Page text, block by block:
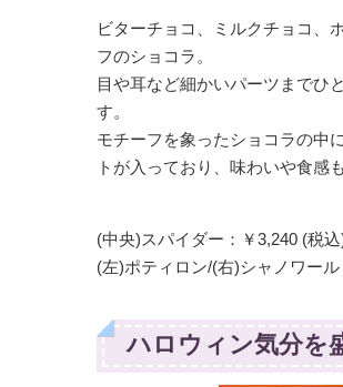
ビターチョコ、ミルクチョコ、
フのショコラ。
目や耳など細かいパーツまでひ
す。
モチーフを象ったショコラの中
トが入っており、味わいや食感
(中央)スパイダー：￥3,240 (税込
(左)ポティロン/(右)シャノワー
ハロウィン気分を